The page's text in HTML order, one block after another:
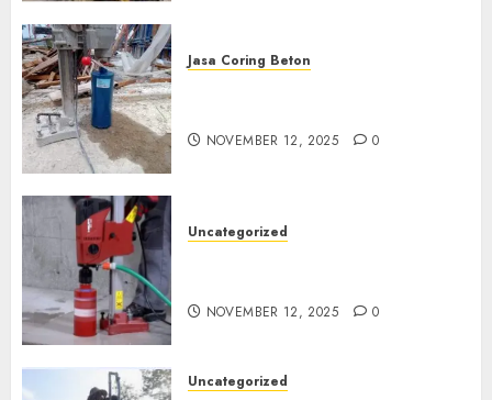
Jasa Coring Beton
NOVEMBER 12, 2025 0
Uncategorized
NOVEMBER 12, 2025 0
Uncategorized